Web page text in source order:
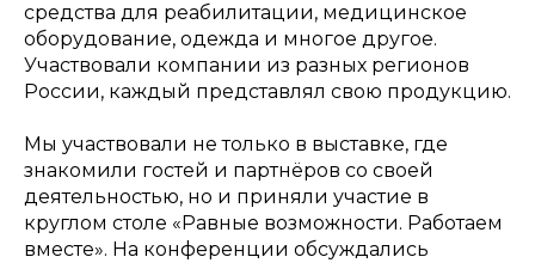
средства для реабилитации, медицинское
оборудование, одежда и многое другое.
Участвовали компании из разных регионов
России, каждый представлял свою продукцию.
Мы участвовали не только в выставке, где
знакомили гостей и партнёров со своей
деятельностью, но и приняли участие в
круглом столе «Равные возможности. Работаем
вместе». На конференции обсуждались